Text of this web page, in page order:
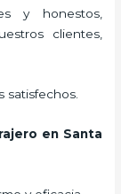
y honestos,
clientes,
satisfechos.
en Santa